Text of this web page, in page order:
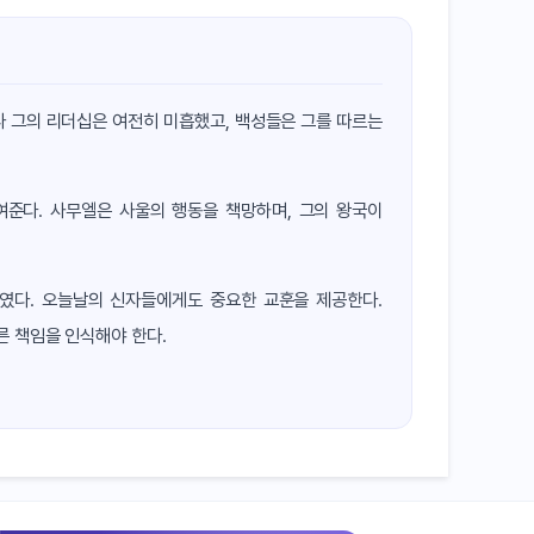
의 리더십은 여전히 미흡했고, 백성들은 그를 따르는
다. 사무엘은 사울의 행동을 책망하며, 그의 왕국이
. 오늘날의 신자들에게도 중요한 교훈을 제공한다.
책임을 인식해야 한다.